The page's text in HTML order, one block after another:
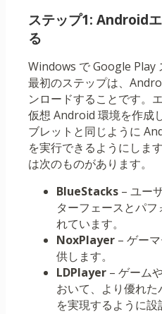
ステップ1: Android
る
Windows で Google Play
最初のステップは、
ンロードすることです。
仮想 Android 環境を作成
ブレットと同じように
を実行できるようにしま
は次のものがあります。
BlueStacks – ユー
ターフェースとパ
れています。
NoxPlayer – ゲー
供します。
LDPlayer – ゲーム
おいて、より優れ
を実現するように設